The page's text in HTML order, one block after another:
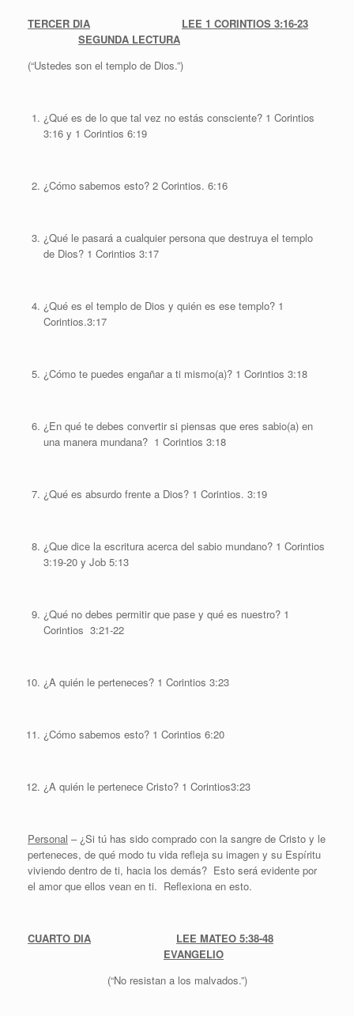
TERCER DIA
LEE 1 CORINTIOS 3:16-23
SEGUNDA LECTURA
(“Ustedes son el templo de Dios.”)
¿Qué es de lo que tal vez no estás consciente? 1 Corintios
3:16 y 1 Corintios 6:19
¿Cómo sabemos esto? 2 Corintios. 6:16
¿Qué le pasará a cualquier persona que destruya el templo
de Dios? 1 Corintios 3:17
¿Qué es el templo de Dios y quién es ese templo? 1
Corintios.3:17
¿Cómo te puedes engañar a ti mismo(a)? 1 Corintios 3:18
¿En qué te debes convertir si piensas que eres sabio(a) en
una manera mundana? 1 Corintios 3:18
¿Qué es absurdo frente a Dios? 1 Corintios. 3:19
¿Que dice la escritura acerca del sabio mundano? 1 Corintios
3:19-20 y Job 5:13
¿Qué no debes permitir que pase y qué es nuestro? 1
Corintios 3:21-22
¿A quién le perteneces? 1 Corintios 3:23
¿Cómo sabemos esto? 1 Corintios 6:20
¿A quién le pertenece Cristo? 1 Corintios3:23
Personal – ¿Si tú has sido comprado con la sangre de Cristo y le
perteneces, de qué modo tu vida refleja su imagen y su Espíritu
viviendo dentro de ti, hacia los demás? Esto será evidente por
el amor que ellos vean en ti. Reflexiona en esto.
CUARTO DIA
LEE MATEO 5:38-48
EVANGELIO
(“No resistan a los malvados.”)